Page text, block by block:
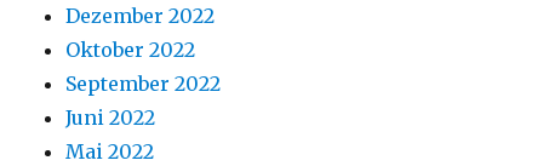
Dezember 2022
Oktober 2022
September 2022
Juni 2022
Mai 2022